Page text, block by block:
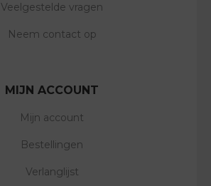
Veelgestelde vragen
Neem contact op
MIJN ACCOUNT
Mijn account
Bestellingen
Verlanglijst